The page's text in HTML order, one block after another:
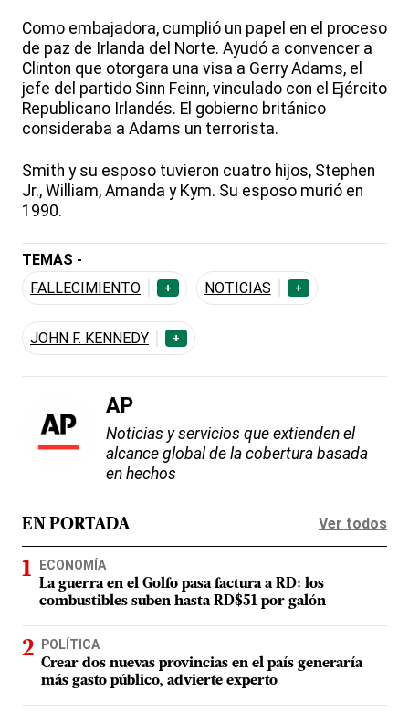
Como embajadora, cumplió un papel en el proceso
de paz de Irlanda del Norte. Ayudó a convencer a
Clinton que otorgara una visa a Gerry Adams, el
jefe del partido Sinn Feinn, vinculado con el Ejército
Republicano Irlandés. El gobierno británico
consideraba a Adams un terrorista.
Smith y su esposo tuvieron cuatro hijos, Stephen
Jr., William, Amanda y Kym. Su esposo murió en
1990.
TEMAS -
FALLECIMIENTO
+ NOTICIAS +
JOHN F. KENNEDY +
AP
Noticias y servicios que extienden el
alcance global de la cobertura basada
en hechos
EN PORTADA Ver todos
ECONOMÍA
La guerra en el Golfo pasa factura a RD: los
combustibles suben hasta RD$51 por galón
POLÍTICA
Crear dos nuevas provincias en el país generaría
más gasto público, advierte experto